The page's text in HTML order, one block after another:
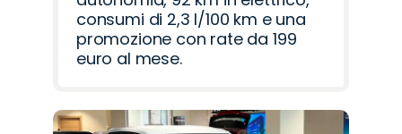
consumi di 2,3 l/100 km e una
promozione con rate da 199
euro al mese.